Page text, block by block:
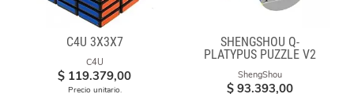
C4U 3X3X7
C4U
$ 119.379,00
Precio unitario.
SHENGSHOU Q-
PLATYPUS PUZZLE V2
ShengShou
$ 93.393,00